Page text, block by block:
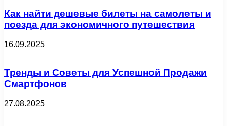
Как найти дешевые билеты на самолеты и
поезда для экономичного путешествия
16.09.2025
Тренды и Советы для Успешной Продажи
Смартфонов
27.08.2025